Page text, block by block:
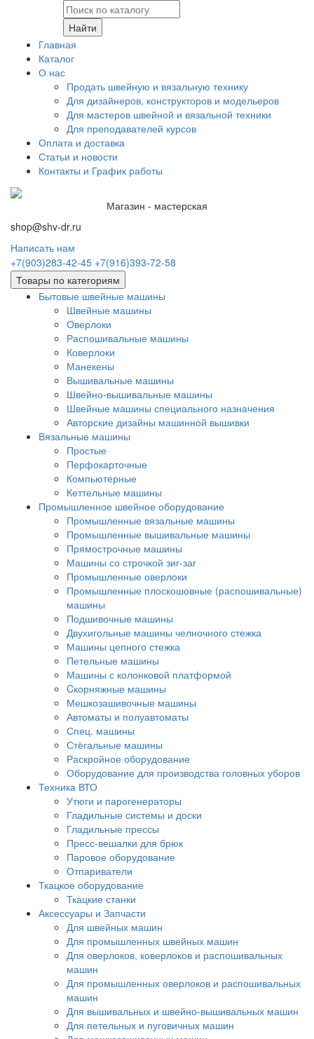
Найти
Главная
Каталог
О нас
Продать швейную и вязальную технику
Для дизайнеров, конструкторов и модельеров
Для мастеров швейной и вязальной техники
Для преподавателей курсов
Оплата и доставка
Статьи и новости
Контакты и График работы
Магазин - мастерская
shop@shv-dr.ru
Написать нам
+7(903)283-42-45 +7(916)393-72-58
Товары по категориям
Бытовые швейные машины
Швейные машины
Оверлоки
Распошивальные машины
Коверлоки
Манекены
Вышивальные машины
Швейно-вышивальные машины
Швейные машины специального назначения
Авторские дизайны машинной вышивки
Вязальные машины
Простые
Перфокарточные
Компьютерные
Кеттельные машины
Промышленное швейное оборудование
Промышленные вязальные машины
Промышленные вышивальные машины
Прямострочные машины
Машины со строчкой зиг-заг
Промышленные оверлоки
Промышленные плоскошовные (распошивальные)
машины
Подшивочные машины
Двухигольные машины челночного стежка
Машины цепного стежка
Петельные машины
Машины с колонковой платформой
Cкорняжные машины
Мешкозашивочные машины
Автоматы и полуавтоматы
Спец. машины
Стёгальные машины
Раскройное оборудование
Оборудование для производства головных уборов
Техника ВТО
Утюги и парогенераторы
Гладильные системы и доски
Гладильные прессы
Пресс-вешалки для брюк
Паровое оборудование
Отпариватели
Ткацкое оборудование
Ткацкие станки
Аксессуары и Запчасти
Для швейных машин
Для промышленных швейных машин
Для оверлоков, коверлоков и распошивальных
машин
Для промышленных оверлоков и распошивальных
машин
Для вышивальных и швейно-вышивальных машин
Для петельных и пуговичных машин